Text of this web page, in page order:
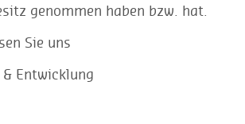
genommen haben bzw. hat.
Sie uns
Entwicklung